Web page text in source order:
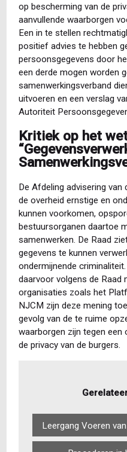
op bescherming van de
aanvullende waarborgen
Een in te stellen
positief advies te hebben
persoonsgegevens door
een derde mogen worden
samenwerkingsverband
uitvoeren en een verslag
Autoriteit
Kritiek op het
De Afdeling advisering van
de overheid ernstige en
kunnen voorkomen,
bestuursorganen daartoe
samenwerken. De Raad
gegevens te kunnen
ondermijnende
daarvoor volgens de Raad
organisaties zoals het
NJCM zijn deze mening
gevolg van de te ruime
waarborgen zijn tegen een
de privacy van de burgers.